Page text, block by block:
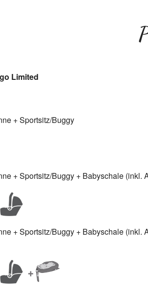
Limited
+ Sportsitz/Buggy
+ Sportsitz/Buggy + Babyschale (inkl.
+ Sportsitz/Buggy + Babyschale (inkl.